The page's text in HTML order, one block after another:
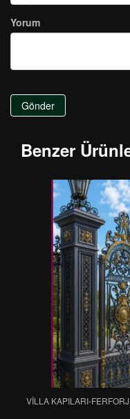
Yorum
Gönder
Benzer
VİLLA KAPILARI-